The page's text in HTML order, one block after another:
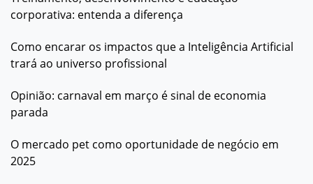
corporativa: entenda a diferença
Como encarar os impactos que a Inteligência Artificial
trará ao universo profissional
Opinião: carnaval em março é sinal de economia
parada
O mercado pet como oportunidade de negócio em
2025